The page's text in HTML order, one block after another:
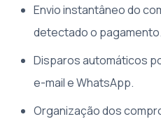
Envio instantâneo do
detectado o pagamento.
Disparos automáticos
e-mail e WhatsApp.
Organização dos